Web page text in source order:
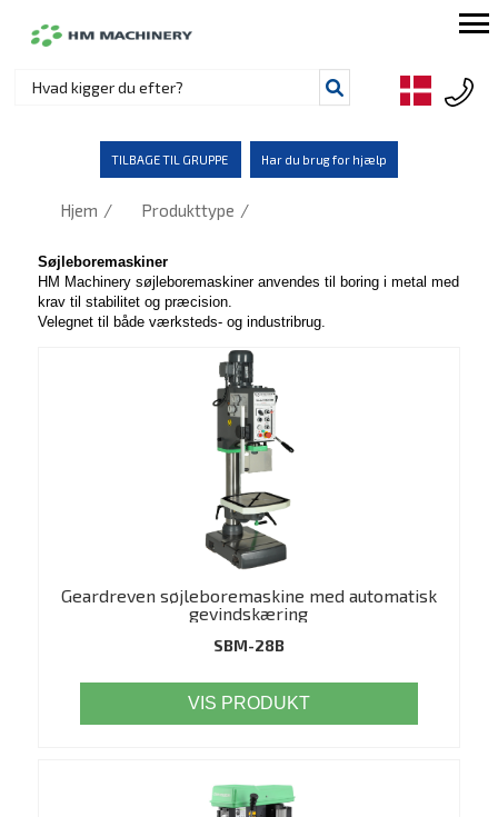
TILBAGE TIL GRUPPE Har du brug for hjælp
Hjem / Produkttype /
Søjleboremaskiner
HM Machinery søjleboremaskiner anvendes til boring i metal med
krav til stabilitet og præcision.
Velegnet til både værksteds- og industribrug.
Geardreven søjleboremaskine med automatisk
gevindskæring
SBM-28B
VIS PRODUKT